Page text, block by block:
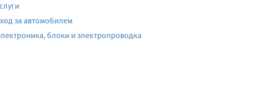
за автомобилем
блоки и электропроводка